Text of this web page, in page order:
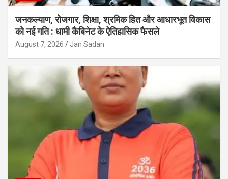
जनकल्याण, रोजगार, शिक्षा, श्रमिक हित और आधारभूत विकास
को नई गति : धामी कैबिनेट के ऐतिहासिक फैसले
August 7, 2026 Jan Sadan